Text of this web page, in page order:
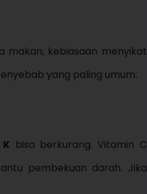
makan, kebiasaan menyikat
yang paling umum:
bisa berkurang. Vitamin C
pembekuan darah. Jika